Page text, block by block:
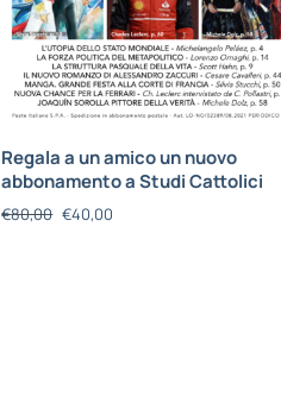
Regala a un amico un nuovo
abbonamento a Studi Cattolici
€80,00 €40,00